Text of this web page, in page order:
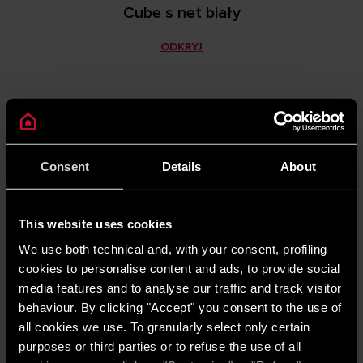
Consent Details About
This website uses cookies
We use both technical and, with your consent, profiling
cookies to personalise content and ads, to provide social
media features and to analyse our traffic and track visitor
behaviour. By clicking "Accept" you consent to the use of
all cookies we use. To granularly select only certain
purposes or third parties or to refuse the use of all
Cube s net biały
ODKRYJ
Cube s net czarny